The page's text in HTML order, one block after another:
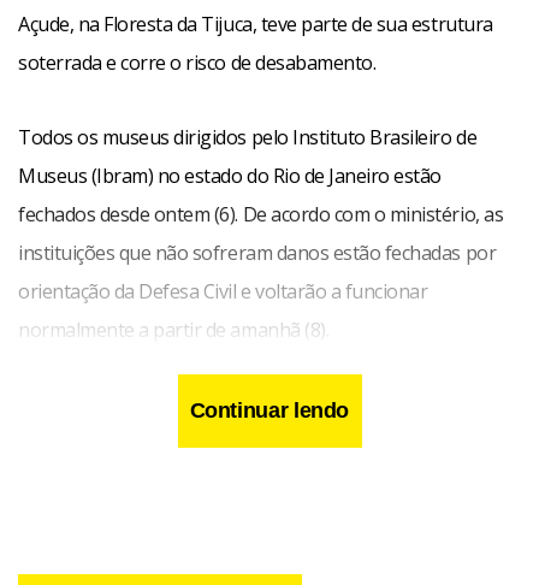
Açude, na Floresta da Tijuca, teve parte de sua estrutura
soterrada e corre o risco de desabamento.
Todos os museus dirigidos pelo Instituto Brasileiro de
Museus (Ibram) no estado do Rio de Janeiro estão
fechados desde ontem (6). De acordo com o ministério, as
instituições que não sofreram danos estão fechadas por
orientação da Defesa Civil e voltarão a funcionar
normalmente a partir de amanhã (8).
Continuar lendo